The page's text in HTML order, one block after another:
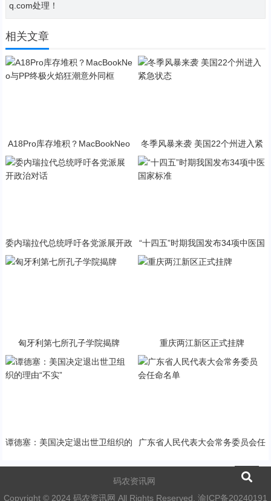
q.com处理！
相关文章
A18Pro库存堆积？MacBookNeo
冬季风暴来袭 美国22个州进入紧
委内瑞拉代总统呼吁各党派展开政
“十四五”时期我国发布34项中医国
匈牙利第七所孔子学院揭牌 重庆两江新区正式挂牌
谭德塞：美国决定退出世卫组织的
广东省人民代表大会常务委员会任
码农资讯网
Copyright © 2024 码农资讯网 All Rights Reserved. 渝ICP备20240191